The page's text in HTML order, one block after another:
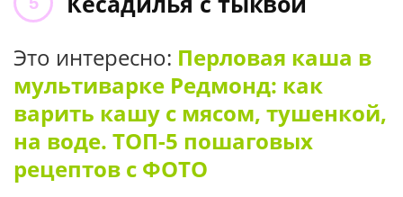
Это интересно: Перловая каша в
мультиварке Редмонд: как
варить кашу с мясом, тушенкой,
на воде. ТОП-5 пошаговых
рецептов с ФОТО